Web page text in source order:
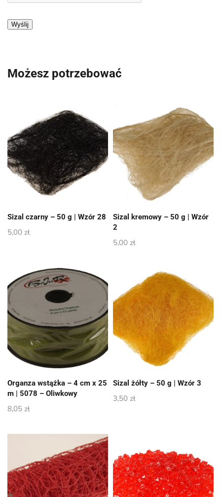
Możesz potrzebować
Sizal czarny – 50 g | Wzór 28
5,00 zł
Sizal kremowy – 50 g | Wzór
2
5,00 zł
Organza wstążka – 4 cm x 25
m | 5078 – Oliwkowy
8,05 zł
Sizal żółty – 50 g | Wzór 3
3,50 zł